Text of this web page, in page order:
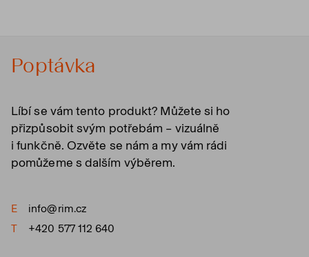
Poptávka
Líbí se vám tento produkt? Můžete si ho
přizpůsobit svým potřebám – vizuálně
i funkčně. Ozvěte se nám a my vám rádi
pomůžeme s dalším výběrem.
E
info@rim.cz
T
+420 577 112 640